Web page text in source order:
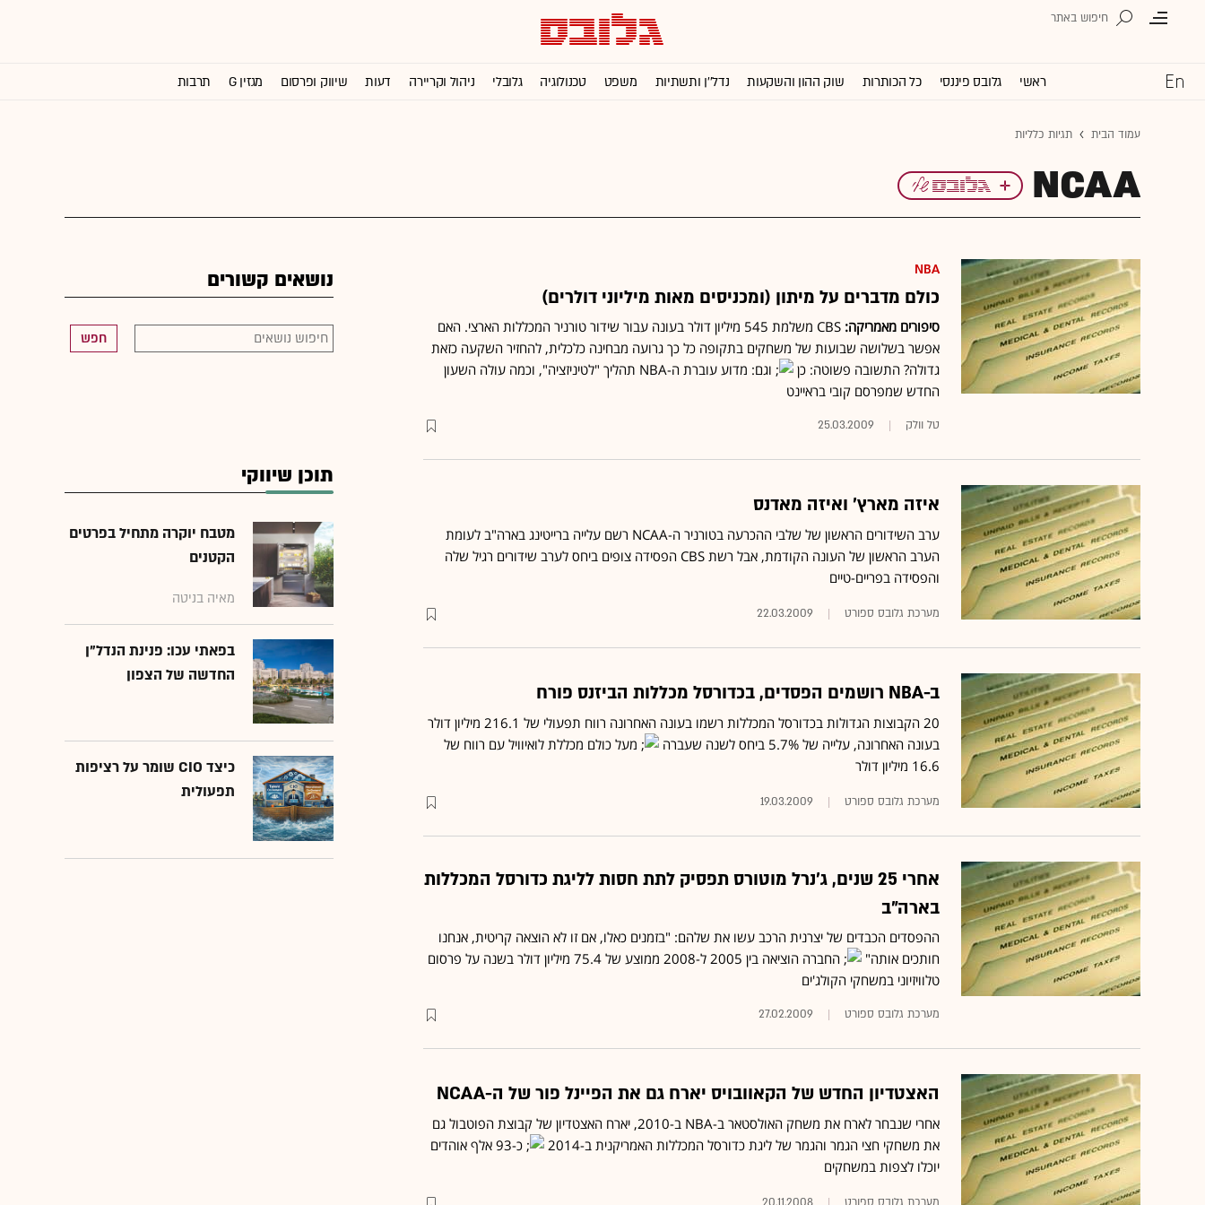
ראשי גלובס פיננסי כל הכותרות שוק ההון והשקעות נדל''ן ותשתיות משפט טכנולוגיה גלובלי ניהול וקריירה דעות שיווק ופרסום מגזין G תרבות
עמוד הבית תגיות כלליות
NCAA
NBA
כולם מדברים על מיתון (ומכניסים מאות מיליוני דולרים)
סיפורים מאמריקה:
CBS משלמת 545 מיליון דולר בעונה עבור שידור טורניר המכללות הארצי. האם
אפשר בשלושה שבועות של משחקים בתקופה כל כך גרועה מבחינה כלכלית, להחזיר השקעה כזאת
גדולה? התשובה פשוטה: כן
וגם: מדוע עוברת ה-NBA תהליך "לטיניזציה", וכמה עולה השעון
החדש שמפרסם קובי בראיינט
טל וולק 25.03.2009
איזה מארץ' ואיזה מאדנס
ערב השידורים הראשון של שלבי ההכרעה בטורניר ה-NCAA רשם עלייה ברייטינג בארה"ב לעומת
הערב הראשון של העונה הקודמת, אבל רשת CBS הפסידה צופים ביחס לערב שידורים רגיל שלה
והפסידה בפריים-טיים
מערכת גלובס ספורט 22.03.2009
ב-NBA רושמים הפסדים, בכדורסל מכללות הביזנס פורח
20 הקבוצות הגדולות בכדורסל המכללות רשמו בעונה האחרונה רווח תפעולי של 216.1 מיליון דולר
בעונה האחרונה, עלייה של 5.7% ביחס לשנה שעברה
מעל כולם מכללת לואיוויל עם רווח של
16.6 מיליון דולר
מערכת גלובס ספורט 19.03.2009
אחרי 25 שנים, ג'נרל מוטורס תפסיק לתת חסות לליגת כדורסל המכללות
בארה"ב
ההפסדים הכבדים של יצרנית הרכב עשו את שלהם: "בזמנים כאלו, אם זו לא הוצאה קריטית, אנחנו
חותכים אותה"
החברה הוציאה בין 2005 ל-2008 ממוצע של 75.4 מיליון דולר בשנה על פרסום
טלוויזיוני במשחקי הקולג'ים
מערכת גלובס ספורט 27.02.2009
האצטדיון החדש של הקאוובויס יארח גם את הפיינל פור של ה-NCAA
אחרי שנבחר לארח את משחק האולסטאר ב-NBA ב-2010, יארח האצטדיון של קבוצת הפוטבול גם
את משחקי חצי הגמר והגמר של ליגת כדורסל המכללות האמריקנית ב-2014
כ-93 אלף אוהדים
יוכלו לצפות במשחקים
נושאים קשורים
חפש
תוכן שיווקי
מטבח יוקרה מתחיל בפרטים
הקטנים
מאיה בניטה
בפאתי עכו: פנינת הנדל"ן
החדשה של הצפון
כיצד CIO שומר על רציפות
תפעולית